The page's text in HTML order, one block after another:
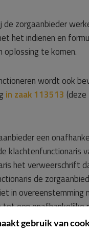
zorgaanbieder
het indienen en
te komen.
wordt ook
in zaak 113513 (deze
een
klachtenfunctionaris
het verweerschrift
de
in overeenstemming
een onafhankelijke
gebruik van